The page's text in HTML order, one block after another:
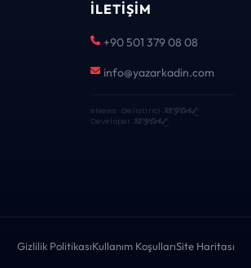
İLETIŞIM
+90 501 379 08 08
info@yazarkadin.com
eNews · Geliştirici KEYDAL·
Developer KEYDAL
Gizlilik PolitikasıKullanım KoşullarıSite Haritası